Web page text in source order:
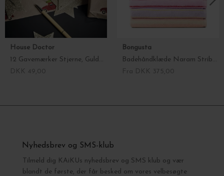
House Doctor
12 Gavemærker Stjerne, Guldglitter
Bongusta
Badehåndklæde Naram Stribet, 70*140 - fl. farver
Nyhedsbrev og SMS-klub
Tilmeld dig KAiKUs nyhedsbrev og SMS klub og vær
blandt de første, der får besked om vores velbesøgte